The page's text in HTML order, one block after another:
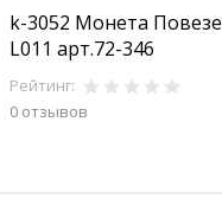
k-3052 Монета
L011 арт.72-346
Рейтинг:
0 отзывов